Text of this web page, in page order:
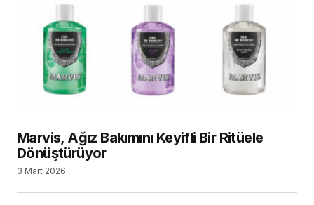
Marvis, Ağız Bakımını Keyifli Bir Ritüele
Dönüştürüyor
3 Mart 2026